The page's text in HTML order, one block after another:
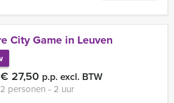
City Game in Leuven
27,50 p.p. excl. BTW
personen ‐ 2 uur